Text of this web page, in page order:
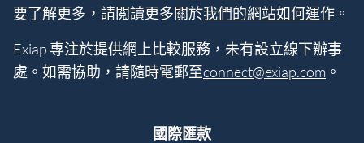
要了解更多，請閲讀更多關於我們的網站如何運作 。
Exiap 專注於提供網上比較服務，未有設立線下辦事
處。如需協助，請隨時電郵至connect@exiap.com 。
國際匯款